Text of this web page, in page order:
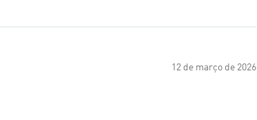
12 de março de 2026